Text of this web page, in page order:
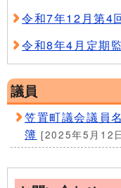
令和7年12月第4
令和8年4月定期
議員
笠置町議会議員
簿 [2025年5月12